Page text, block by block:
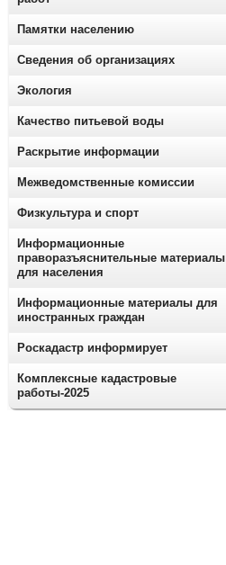
Памятки населению
Сведения об организациях
Экология
Качество питьевой воды
Раскрытие информации
Межведомственные комиссии
Физкультура и спорт
Информационные
праворазъяснительные материалы
для населения
Информационные материалы для
иностранных граждан
Роскадастр информирует
Комплексные кадастровые
работы-2025